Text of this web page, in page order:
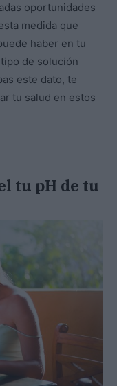
oportunidades
medida que
haber en tu
de solución
este dato, te
tu salud en estos
tu pH de tu